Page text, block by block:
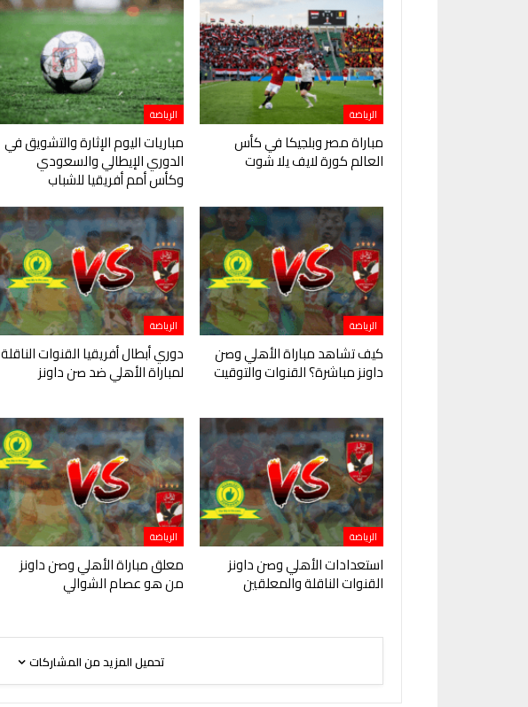
الرياضة
مباراة مصر وبلجيكا في كأس
العالم كورة لايف يلا شوت
الرياضة
مباريات اليوم الإثارة والتشويق في
الدوري الإيطالي والسعودي
وكأس أمم أفريقيا للشباب
الرياضة
كيف تشاهد مباراة الأهلي وصن
داونز مباشرة؟ القنوات والتوقيت
الرياضة
دوري أبطال أفريقيا القنوات الناقلة
لمباراة الأهلي ضد صن داونز
الرياضة
استعدادات الأهلي وصن داونز
القنوات الناقلة والمعلقين
الرياضة
معلق مباراة الأهلي وصن داونز
من هو عصام الشوالي
تحميل المزيد من المشاركات